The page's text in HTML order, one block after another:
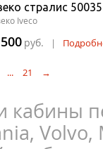
стралис
Iveco
руб. |
... 21 →
кабины